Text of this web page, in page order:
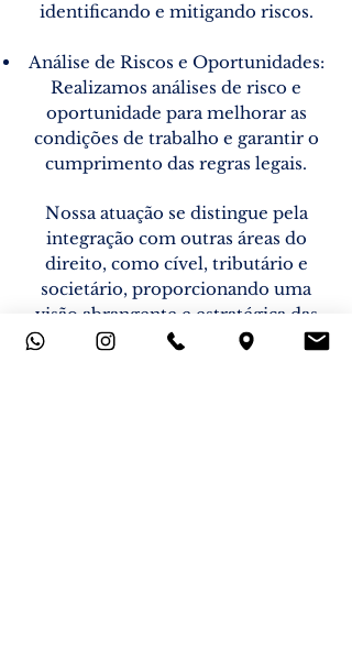
identificando e mitigando riscos.
Análise de Riscos e Oportunidades:
Realizamos análises de risco e
oportunidade para melhorar as
condições de trabalho e garantir o
cumprimento das regras legais.
Nossa atuação se distingue pela
integração com outras áreas do
direito, como cível, tributário e
societário, proporcionando uma
visão abrangente e estratégica das
questões trabalhistas.